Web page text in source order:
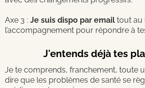
Axe 3 : Je suis dispo par email tout au
l’accompagnement pour répondre à
J'entends déjà tes
Je te comprends, franchement, toute
dire que les problèmes de santé se